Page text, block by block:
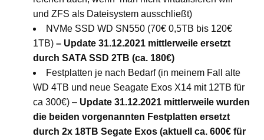
und ZFS als Dateisystem ausschließt)
NVMe SSD WD SN550 (70€ 0,5TB bis 120€
1TB) – Update 31.12.2021 mittlerweile ersetzt
durch SATA SSD 2TB (ca. 180€)
Festplatten je nach Bedarf (in meinem Fall alte
WD 4TB und neue Seagate Exos X14 mit 12TB für
ca 300€) – Update 31.12.2021 mittlerweile wurden
die beiden vorgenannten Festplatten ersetzt
durch 2x 18TB Segate Exos (aktuell ca. 600€ für